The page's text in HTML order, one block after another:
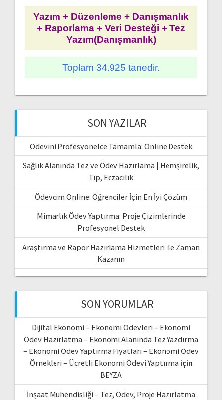
Yazım + Düzenleme + Danışmanlık
+ Raporlama + Veri Desteği + Tez
Yazım(Danışmanlık)
Toplam 34.925 tanedir.
SON YAZILAR
Ödevini Profesyonelce Tamamla: Online Destek
Sağlık Alanında Tez ve Ödev Hazırlama | Hemşirelik,
Tıp, Eczacılık
Ödevcim Online: Öğrenciler İçin En İyi Çözüm
Mimarlık Ödev Yaptırma: Proje Çizimlerinde
Profesyonel Destek
Araştırma ve Rapor Hazırlama Hizmetleri ile Zaman
Kazanın
SON YORUMLAR
Dijital Ekonomi – Ekonomi Ödevleri – Ekonomi
Ödev Hazırlatma – Ekonomi Alanında Tez Yazdırma
– Ekonomi Ödev Yaptırma Fiyatları – Ekonomi Ödev
Örnekleri – Ücretli Ekonomi Ödevi Yaptırma için
BEYZA
İnşaat Mühendisliği – Tez, Ödev, Proje Hazırlatma